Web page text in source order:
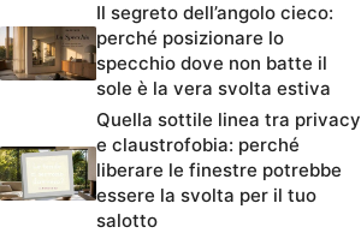
Il segreto dell’angolo cieco:
perché posizionare lo
specchio dove non batte il
sole è la vera svolta estiva
Quella sottile linea tra privacy
e claustrofobia: perché
liberare le finestre potrebbe
essere la svolta per il tuo
salotto